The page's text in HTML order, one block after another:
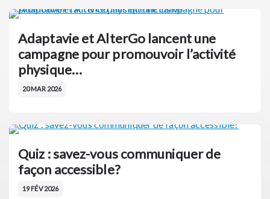
Adaptavie et AlterGo lancent une
campagne pour promouvoir l’activité
physique…
20 MAR 2026
Quiz : savez-vous communiquer de
façon accessible?
19 FÉV 2026